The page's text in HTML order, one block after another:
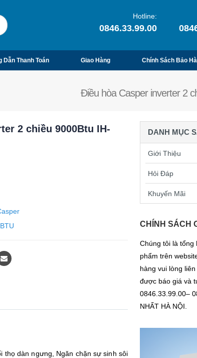
Hotline:
0846.33.99.00
Dẫn Thanh Toán Giao Hàng Chính Sách Bảo
Điều hòa Casper inverter 2
2 chiều 9000Btu IH-
thọ dàn ngưng, Ngăn chặn sự sinh sôi
DANH MỤC
Giới Thiệu
Hỏi Đáp
Khuyến Mãi
CHÍNH SÁCH
Chúng tôi là tổng
phẩm trên
hàng vui lòng
được báo giá và
0846.33.99.00–
NHẤT HÀ NỘI.